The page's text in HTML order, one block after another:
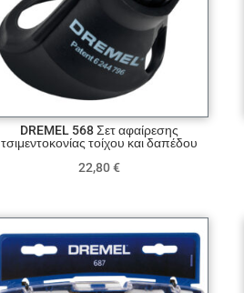
DREMEL 568 Σετ αφαίρεσης
τσιμεντοκονίας τοίχου και δαπέδου
22,80€